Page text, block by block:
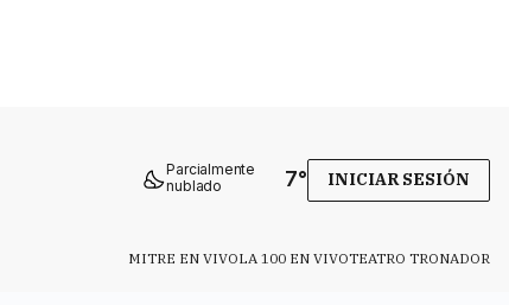
Parcialmente
nublado
7° INICIAR SESIÓN
MITRE EN VIVOLA 100 EN VIVOTEATRO TRONADOR